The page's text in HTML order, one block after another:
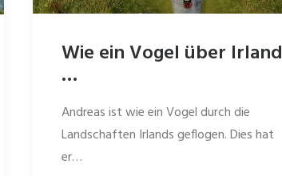
Wie ein Vogel über Irland
…
Andreas ist wie ein Vogel durch die
Landschaften Irlands geflogen. Dies hat
er…